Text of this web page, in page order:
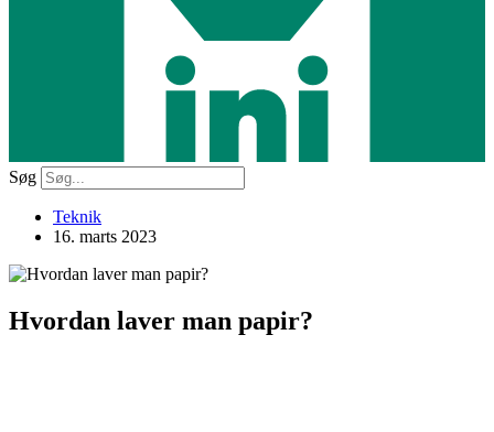
Søg
Teknik
16. marts 2023
Hvordan laver man papir?